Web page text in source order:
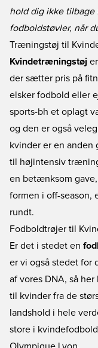
hold dig ikke tilbage
fodboldstøvler, når
Træningstøj til
Kvindetræningstøj
der sætter pris på
elsker fodbold eller
sports-bh et oplagt
og den er også
kvinder er en anden
til højintensiv
en betænksom
formen i off-season,
rundt.
Fodboldtrøjer til
Er det i stedet en
er vi også stedet for
af vores DNA, så
til kvinder fra de
landshold i hele
store i